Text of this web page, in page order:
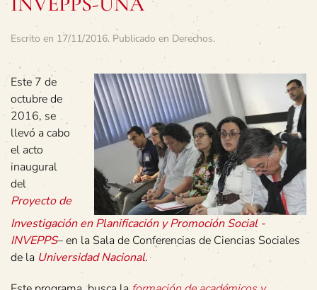
Escrito en 17/11/2016. Publicado en Derechos.
Este 7 de
octubre de
2016, se
llevó a cabo
el acto
inaugural
del
Proyecto de
Investigación en Planificación y Promoción Social -
INVEPPS– en la Sala de Conferencias de Ciencias Sociales
de la Universidad Nacional.